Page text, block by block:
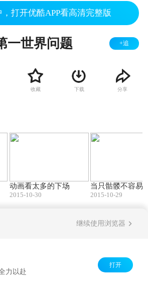
打开优酷APP看高清完整版
一世界问题 +追
收藏 下载 分享
动画看太多的下场
2015-10-30
当只骷髅不容易
2015-10-29
继续使用浏览器
力以赴
打开